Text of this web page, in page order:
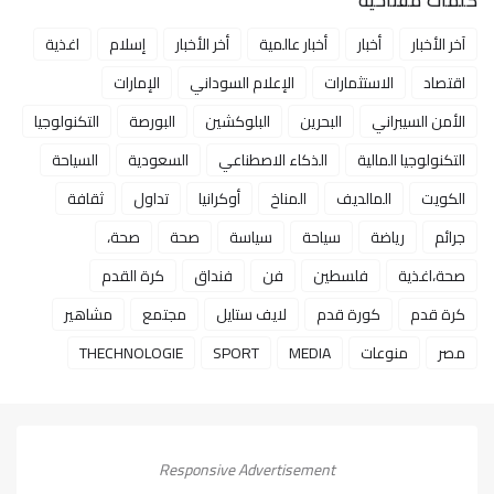
آخر الأخبار أخبار أخبار عالمية أخر الأخبار إسلام
اغذية
اقتصاد
الاستثمارات الإعلام السوداني
الإمارات
الأمن السيبراني
البحرين البلوكشين البورصة
التكنولوجيا
التكنولوجيا المالية
الذكاء الاصطناعي السعودية
السياحة
الكويت
المالديف المناخ أوكرانيا تداول
ثقافة
جرائم
رياضة سياحة سياسة صحة
صحة،
صحة،اغذية
فلسطين فن فنداق
كرة القدم
كرة قدم
كورة قدم لايف ستايل مجتمع
مشاهير
مصر
منوعات MEDIA
SPORT
THECHNOLOGIE
Responsive Advertisement